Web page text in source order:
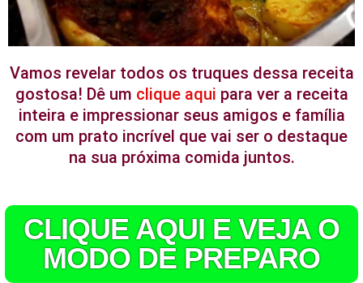
Vamos revelar todos os truques dessa receita
gostosa! Dê um clique aqui para ver a receita
inteira e impressionar seus amigos e família
com um prato incrível que vai ser o destaque
na sua próxima comida juntos.
CLIQUE AQUI E VEJA O
MODO DE PREPARO